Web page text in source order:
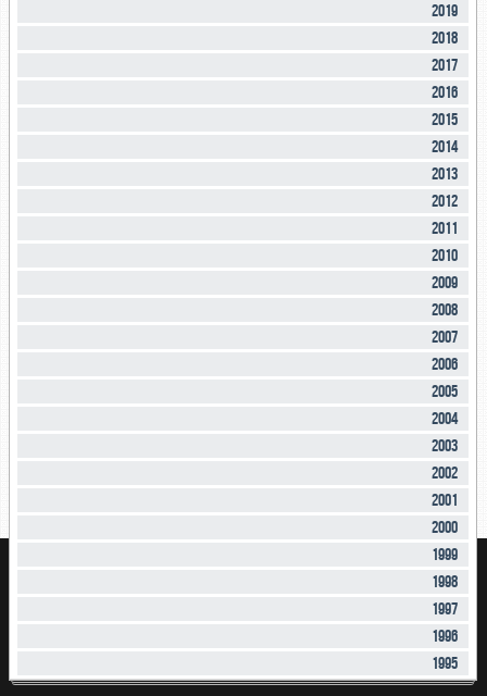
2019
2018
2017
2016
2015
2014
2013
2012
2011
2010
2009
2008
2007
2006
2005
2004
2003
2002
2001
2000
1999
1998
1997
1996
1995